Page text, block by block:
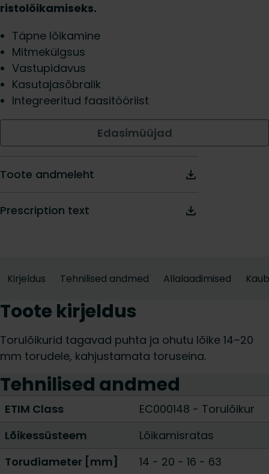
ristolõikamiseks.
Täpne lõikamine
Mitmekülgsus
Vastupidavus
Kasutajasõbralik
Integreeritud faasitööriist
Edasimüüjad
Toote andmeleht
Prescription text
Kirjeldus Tehnilised andmed Allalaadimised
Toote kirjeldus
Torulõikurid tagavad puhta ja ohutu lõike 14–20
mm torudele, kahjustamata toruseina.
Tehnilised andmed
ETIM Class
EC000148 - Torulõikur
Lõikessüsteem
Lõikamisratas
Torudiameter [mm]
14 - 20 - 16 - 63